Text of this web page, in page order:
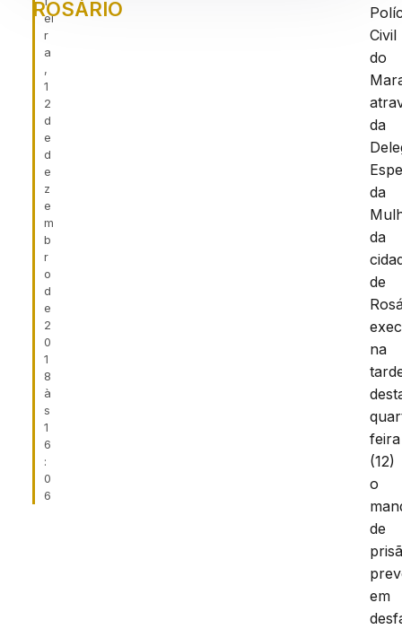
ei
r
a
,
1
2
d
e
d
e
z
e
m
b
r
o
d
e
2
0
1
8
à
s
1
6
:
0
6
ROSÁRIO
Civil
do
da
da
da
de
na
feira
(12)
o
de
em